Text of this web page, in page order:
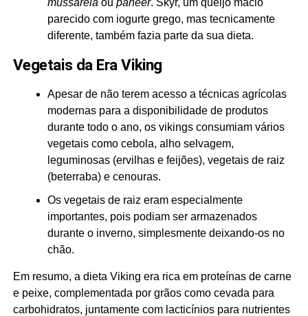
parecido com iogurte grego, mas tecnicamente
diferente, também fazia parte da sua dieta.
Vegetais da Era Viking
Apesar de não terem acesso a técnicas agrícolas
modernas para a disponibilidade de produtos
durante todo o ano, os vikings consumiam vários
vegetais como cebola, alho selvagem,
leguminosas (ervilhas e feijões), vegetais de raiz
(beterraba) e cenouras.
Os vegetais de raiz eram especialmente
importantes, pois podiam ser armazenados
durante o inverno, simplesmente deixando-os no
chão.
Em resumo, a dieta Viking era rica em proteínas de carne
e peixe, complementada por grãos como cevada para
carbohidratos, juntamente com lacticínios para nutrientes